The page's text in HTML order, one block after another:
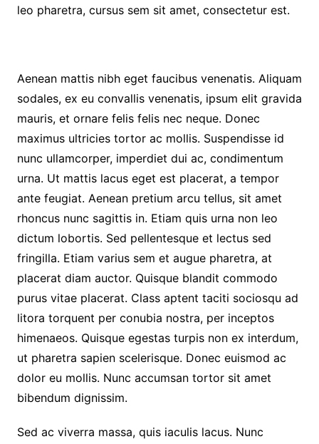
leo pharetra, cursus sem sit amet, consectetur est.
Aenean mattis nibh eget faucibus venenatis. Aliquam
sodales, ex eu convallis venenatis, ipsum elit gravida
mauris, et ornare felis felis nec neque. Donec
maximus ultricies tortor ac mollis. Suspendisse id
nunc ullamcorper, imperdiet dui ac, condimentum
urna. Ut mattis lacus eget est placerat, a tempor
ante feugiat. Aenean pretium arcu tellus, sit amet
rhoncus nunc sagittis in. Etiam quis urna non leo
dictum lobortis. Sed pellentesque et lectus sed
fringilla. Etiam varius sem et augue pharetra, at
placerat diam auctor. Quisque blandit commodo
purus vitae placerat. Class aptent taciti sociosqu ad
litora torquent per conubia nostra, per inceptos
himenaeos. Quisque egestas turpis non ex interdum,
ut pharetra sapien scelerisque. Donec euismod ac
dolor eu mollis. Nunc accumsan tortor sit amet
bibendum dignissim.
Sed ac viverra massa, quis iaculis lacus. Nunc